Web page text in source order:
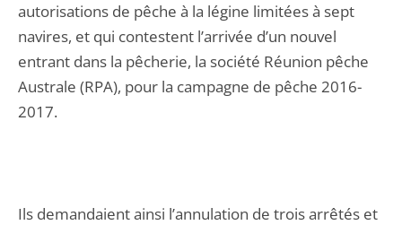
autorisations de pêche à la légine limitées à sept
navires, et qui contestent l’arrivée d’un nouvel
entrant dans la pêcherie, la société Réunion pêche
Australe (RPA), pour la campagne de pêche 2016-
2017.
Ils demandaient ainsi l’annulation de trois arrêtés et